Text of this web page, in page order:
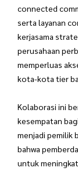
connected
serta layanan
kerjasama
perusahaan
memperluas
kota-kota tier
Kolaborasi ini
kesempatan
menjadi pemilik
bahwa
untuk